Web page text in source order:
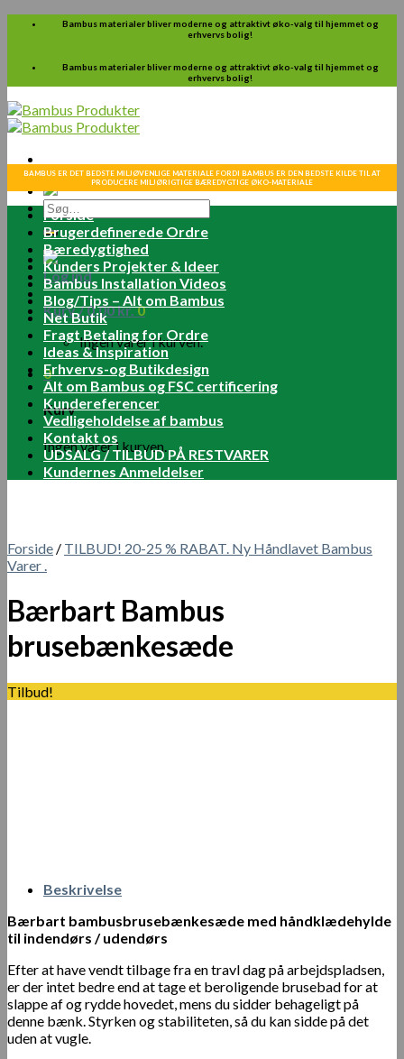
Skip
Bambus materialer bliver moderne og attraktivt øko-valg til hjemmet og
erhvervs bolig!
Bambus materialer bliver moderne og attraktivt øko-valg til hjemmet og
erhvervs bolig!
Søg
efter:
Log ind
Kurv /0.00kr.0
Ingen varer i kurven.
0
Kurv
Ingen varer i kurven.
BAMBUS ER DET BEDSTE MILJØVENLIGE MATERIALE FORDI BAMBUS ER DEN BEDSTE KILDE TIL AT
PRODUCERE MILJØRIGTIGE BÆREDYGTIGE ØKO-MATERIALE
Forside
Brugerdefinerede Ordre
Bæredygtighed
Kunders Projekter & Ideer
Bambus Installation Videos
Blog/Tips – Alt om Bambus
Net Butik
Fragt Betaling for Ordre
Ideas & Inspiration
Erhvervs-og Butikdesign
Alt om Bambus og FSC certificering
Kundereferencer
Vedligeholdelse af bambus
Kontakt os
UDSALG / TILBUD PÅ RESTVARER
Kundernes Anmeldelser
Forside / TILBUD! 20-25 % RABAT. Ny Håndlavet Bambus
Varer .
Bærbart Bambus
brusebænkesæde
Tilbud!
Beskrivelse
Bærbart bambusbrusebænkesæde med håndklædehylde
til indendørs / udendørs
Efter at have vendt tilbage fra en travl dag på arbejdspladsen,
er der intet bedre end at tage et beroligende brusebad for at
slappe af og rydde hovedet, mens du sidder behageligt på
denne bænk. Styrken og stabiliteten, så du kan sidde på det
uden at vugle.